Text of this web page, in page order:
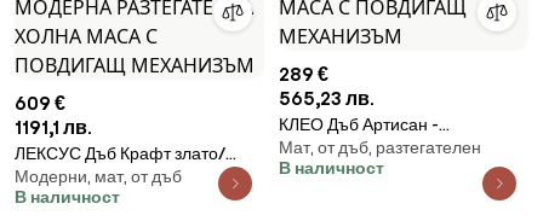
609 €
1191,1 лв.
ЛЕКСУС Дъб Крафт злато/
Черен мат - МОДЕРНА
РАЗТЕГАТЕЛНА ХОЛНА МАСА
Модерни, мат, от дъб
В наличност
289 €
565,23 лв.
КЛЕО Дъб Артисан -
РАЗТЕГАТЕЛНА ХОЛНА МАСА
С ПОВДИГАЩ МЕХАНИЗЪМ
Мат, от дъб, разтегателен
В наличност